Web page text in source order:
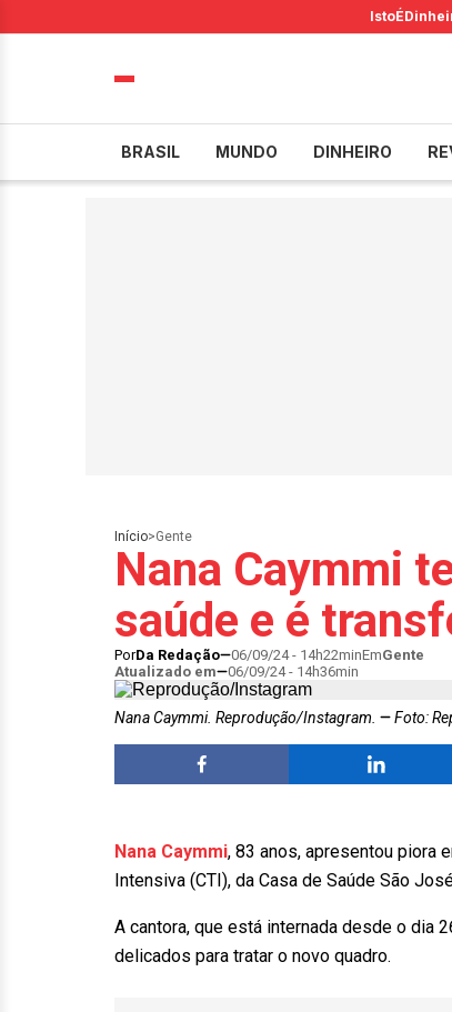
IstoÉ
BRASIL MUNDO DINHEIRO
Início>Gente
Nana Caymmi
saúde e é
PorDa Redação 06/09/24 - 14h22minEmGente
Atualizado em
06/09/24 - 14h36min
Nana Caymmi. Reprodução/Instagram. Foto:
Nana Caymmi, 83 anos, apresentou piora
Intensiva (CTI), da Casa de Saúde São
A cantora, que está internada desde o dia
delicados para tratar o novo quadro.